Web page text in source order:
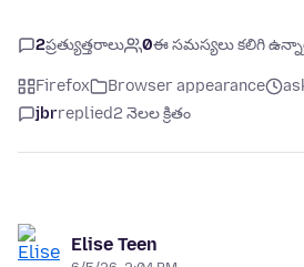
2ప్రత్యుత్తరాలు 0ఈ సమస్యలు కలిగి
Firefox Browser appearance
jbrreplied2 నెలల క్రితం
Elise Teen